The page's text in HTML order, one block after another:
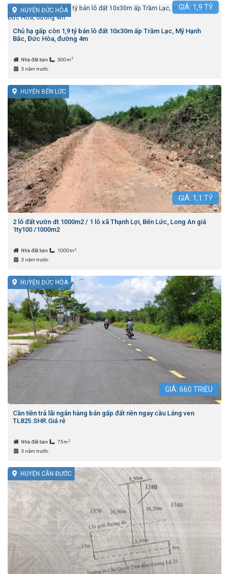
HUYỆN ĐỨC HÒA GIÁ:1,9TỶ
Chủ hạ gấp còn 1,9 tỷ bán lô đất 10x30m ấp Trầm Lạc, Mỹ Hạnh
Bắc, Đức Hòa, đường 4m
Nhà đất bán 300m 2
3 năm trước
HUYỆN BẾN LỨC
GIÁ: 1,1 TỶ
2 lô đất vườn dt 1000m2 / 1 lô xã Thạnh Lợi, Bến Lức, Long An giá
1ty100 /1000m2
Nhà đất bán 1000m 2
3 năm trước
HUYỆN ĐỨC HÒA
GIÁ: 660 TRIỆU
Cần tiền trả lãi ngân hàng bán gấp đất nền ngay cầu Láng ven
TL825.SHR.Giá rẻ
Nhà đất bán 75m 2
3 năm trước
HUYỆN CẦN ĐƯỚC